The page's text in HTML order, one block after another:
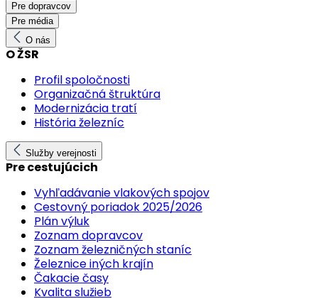
Pre dopravcov
Pre média
O nás
O ŽSR
Profil spoločnosti
Organizačná štruktúra
Modernizácia tratí
História železníc
Služby verejnosti
Pre cestujúcich
Vyhľadávanie vlakových spojov
Cestovný poriadok 2025/2026
Plán výluk
Zoznam dopravcov
Zoznam železničných staníc
Železnice iných krajín
Čakacie časy
Kvalita služieb